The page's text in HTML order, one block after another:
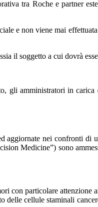
tra Roche e partner
e non viene mai
il soggetto a cui dovrà
gli amministratori in
aggiornate nei confronti
Medicine”) sono
con particolare
cellule staminali